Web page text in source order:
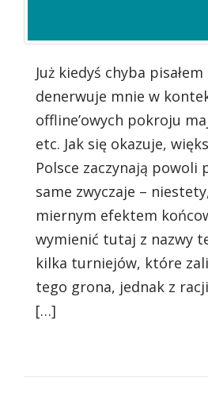
Już kiedyś chyba
denerwuje mnie w
offline’owych pokroju
etc. Jak się okazuje,
Polsce zaczynają powoli
same zwyczaje –
miernym efektem
wymienić tutaj z nazwy
kilka turniejów, które
tego grona, jednak z
[…]